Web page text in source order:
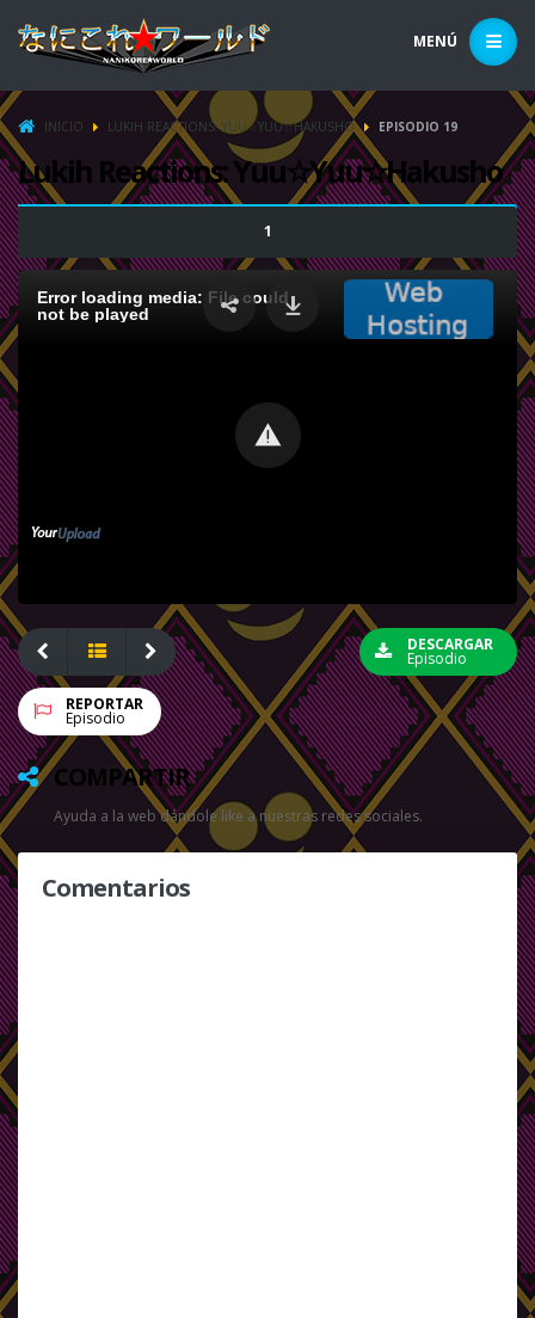
MENÚ
INICIO LUKIH REACTIONS: YUU☆YUU☆HAKUSHO EPISODIO 19
Lukih Reactions: Yuu☆Yuu☆Hakusho
1
REPORTAR
Episodio
DESCARGAR
Episodio
COMPARTIR
Ayuda a la web dándole like a nuestras redes sociales.
Comentarios